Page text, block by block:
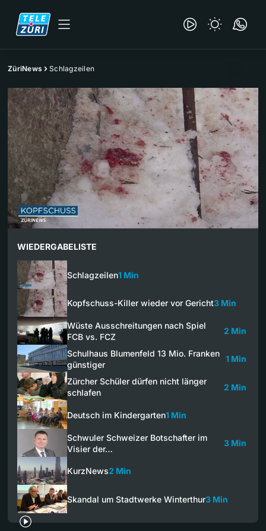
ZüriNews Schlagzeilen
WIEDERGABELISTE
Schlagzeilen1 Min
Kopfschuss-Killer wieder vor Gericht3 Min
Wüste Ausschreitungen nach Spiel
FCB vs. FCZ
2 Min
Schulhaus Blumenfeld 13 Mio. Franken
günstiger
1 Min
Zürcher Schüler dürfen nicht länger
schlafen
2 Min
Deutsch im Kindergarten1 Min
Schwuler Schweizer Botschafter im
Visier der…
3 Min
KurzNews2 Min
Skandal um Stadtwerke Winterthur3 Min